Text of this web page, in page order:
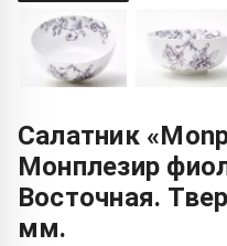
Салатник
Монплезир
Восточная.
мм.